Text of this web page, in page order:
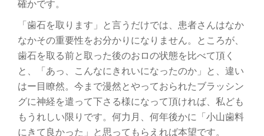
確かです。
「歯石を取ります」と言うだけでは、患者さんはなか
なかその重要性をお分かりになりません。ところが、
歯石を取る前と取った後のおロの状態を比べて頂く
と、「あっ、こんなにきれいになったのか」と、違い
はー目瞭然。今まで漫然とやっておられたブラッシン
グに神経を遣って下さる様になって頂ければ、私ども
もうれしい限りです。何力月、何年後かに「小山歯料
にきて良かった」と思ってもらえれば本望です。